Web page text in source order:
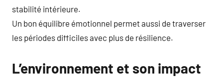
stabilité intérieure.
Un bon équilibre émotionnel permet aussi de traverser
les périodes difficiles avec plus de résilience.
L’environnement et son impact